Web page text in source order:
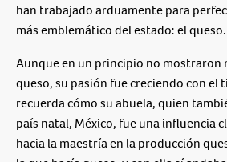
han trabajado arduamente para
más emblemático del estado: el queso.
Aunque en un principio no mostraron
queso, su pasión fue creciendo con el
recuerda cómo su abuela, quien
país natal, México, fue una influencia
hacia la maestría en la producción